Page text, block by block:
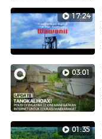
17:24
03:01
01:35